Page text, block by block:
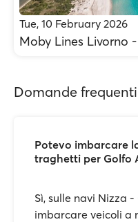
Tue, 10 February 2026
Moby Lines Livorno
Domande frequenti
Potevo imbarcare
traghetti per Golfo
Sì, sulle navi Nizza
imbarcare veicoli a